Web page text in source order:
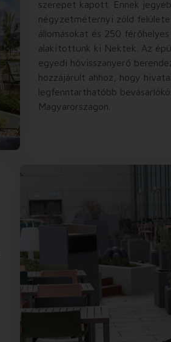
szerepet kapott. Ennek
négyzetméternyi zöld
állomásokat és 250
alakítottunk ki Nektek. Az
egyedi hővisszanyerő
hozzájárult ahhoz, hogy
legfenntarthatóbb
Magyarországon.